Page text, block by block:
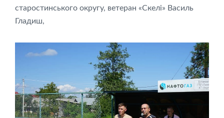
старостинського округу, ветеран «Скелі» Василь
Гладиш,